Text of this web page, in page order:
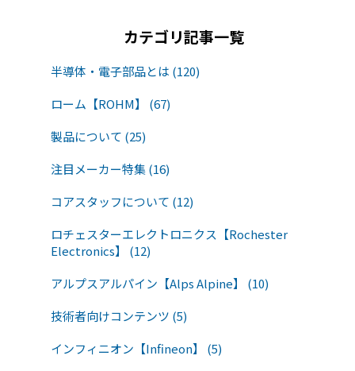
カテゴリ記事一覧
半導体・電子部品とは (120)
ローム【ROHM】 (67)
製品について (25)
注目メーカー特集 (16)
コアスタッフについて (12)
ロチェスターエレクトロニクス【Rochester
Electronics】 (12)
アルプスアルパイン【Alps Alpine】 (10)
技術者向けコンテンツ (5)
インフィニオン【Infineon】 (5)